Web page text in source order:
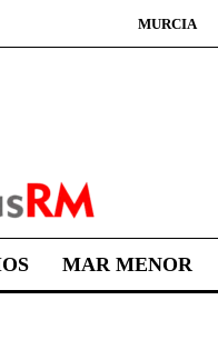
MURCIA
MAR MENOR